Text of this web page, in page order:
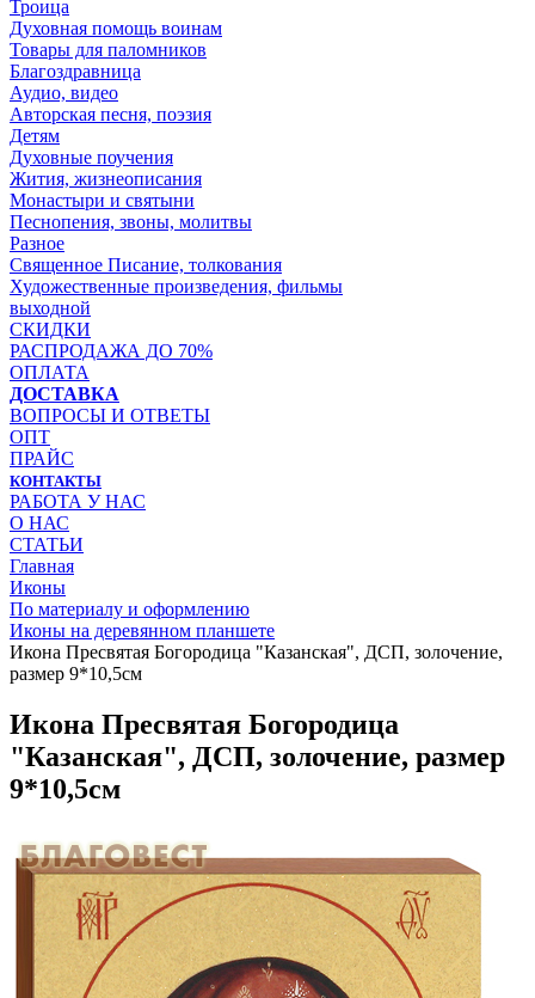
Троица
Духовная помощь воинам
Товары для паломников
Благоздравница
Аудио, видео
Авторская песня, поэзия
Детям
Духовные поучения
Жития, жизнеописания
Монастыри и святыни
Песнопения, звоны, молитвы
Разное
Священное Писание, толкования
Художественные произведения, фильмы
выходной
СКИДКИ
РАСПРОДАЖА ДО 70%
ОПЛАТА
ДОСТАВКА
ВОПРОСЫ И ОТВЕТЫ
ОПТ
ПРАЙС
КОНТАКТЫ
РАБОТА У НАС
О НАС
СТАТЬИ
Главная
Иконы
По материалу и оформлению
Иконы на деревянном планшете
Икона Пресвятая Богородица "Казанская", ДСП, золочение,
размер 9*10,5см
Икона Пресвятая Богородица
"Казанская", ДСП, золочение, размер
9*10,5см